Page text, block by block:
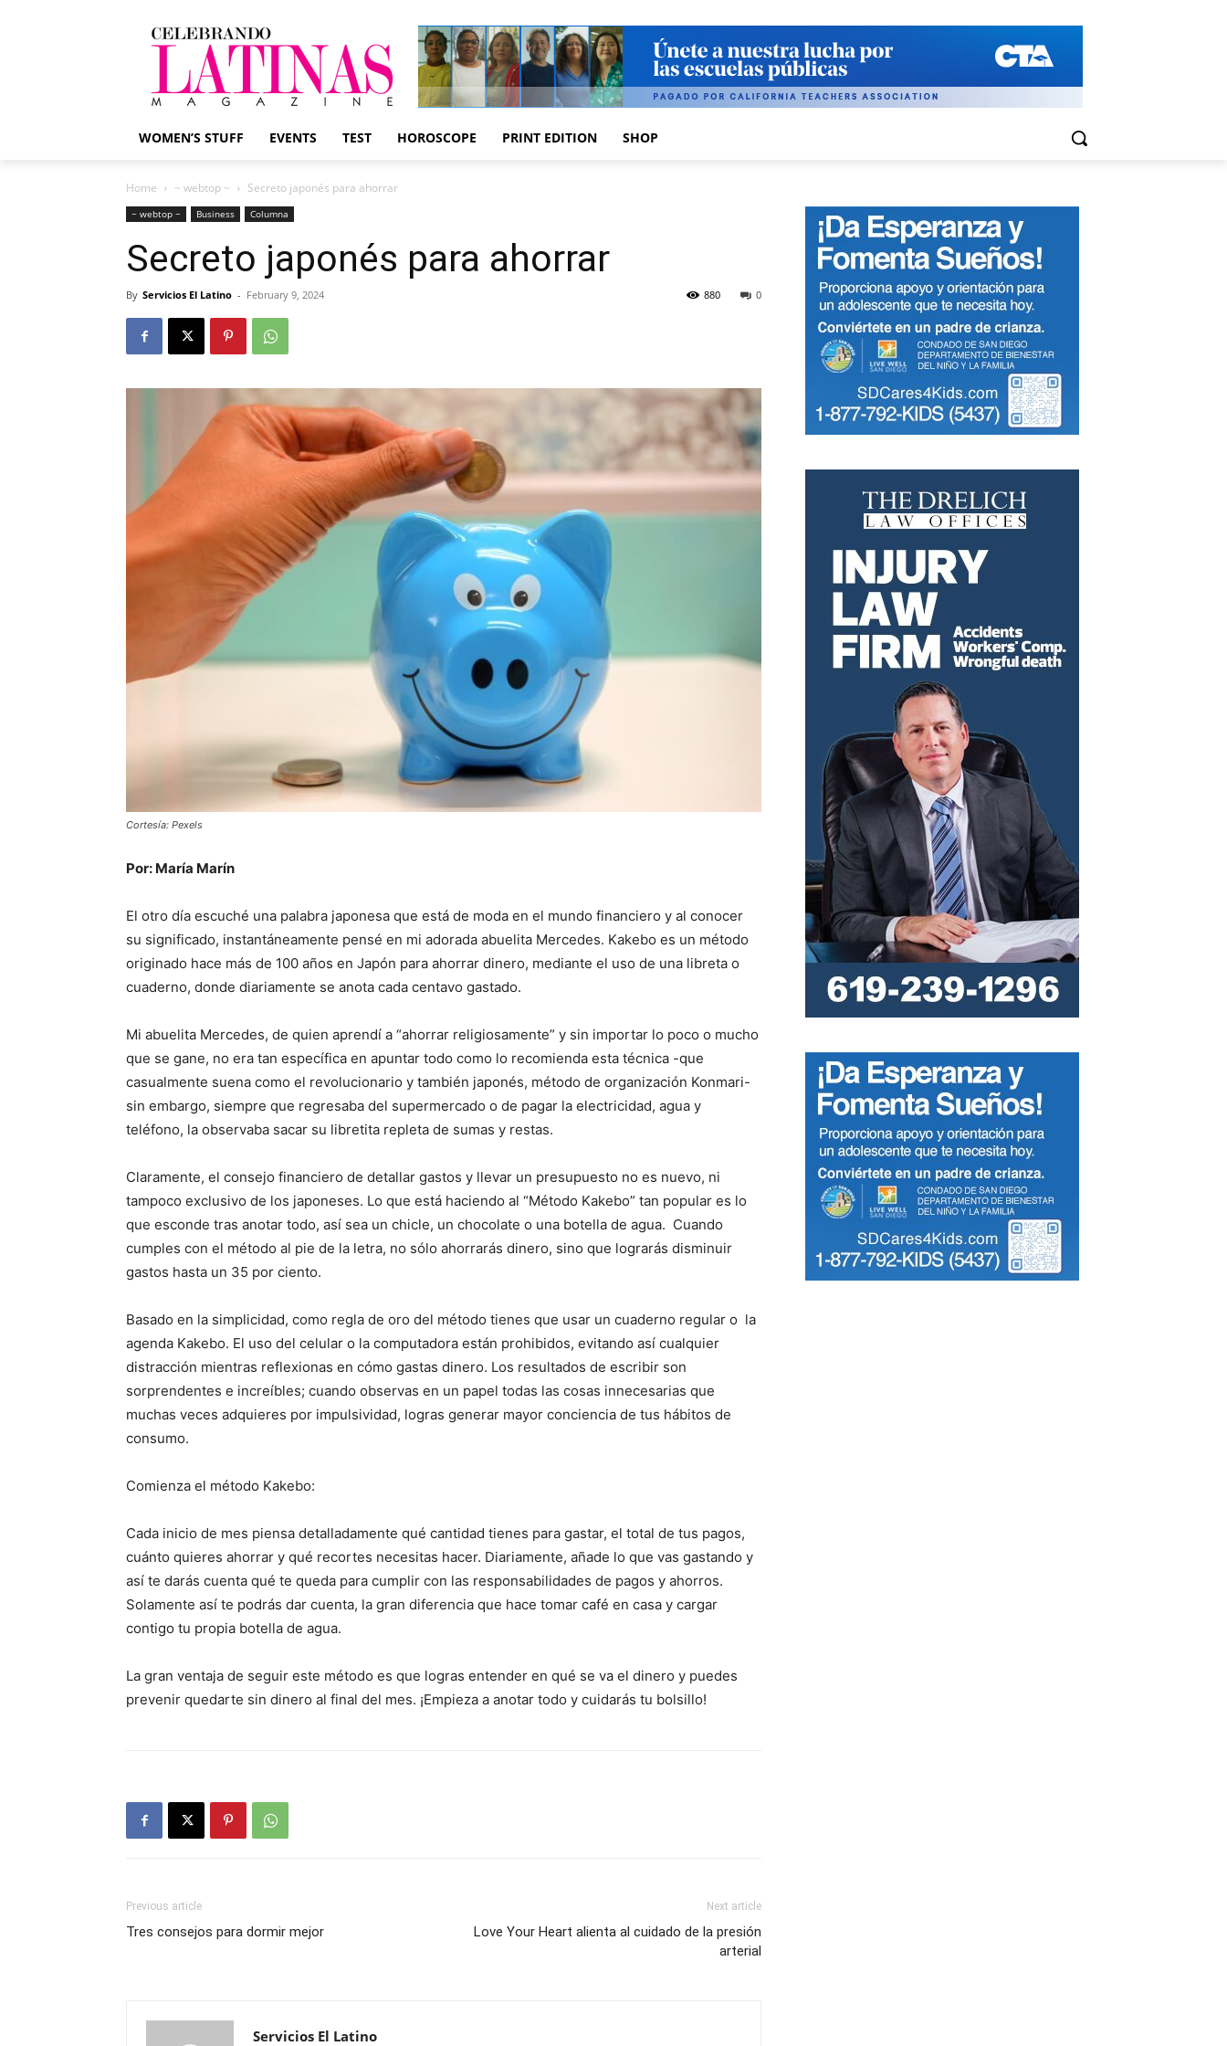
WOMEN’S STUFF EVENTS TEST HOROSCOPE PRINT EDITION SHOP
Home ~ webtop ~ Secreto japonés para ahorrar
~ webtop ~ Business Columna
Secreto japonés para ahorrar
By Servicios El Latino - February 9, 2024 0
880
Cortesía: Pexels
Por: María Marín
El otro día escuché una palabra japonesa que está de moda en el mundo financiero y al conocer
su significado, instantáneamente pensé en mi adorada abuelita Mercedes. Kakebo es un método
originado hace más de 100 años en Japón para ahorrar dinero, mediante el uso de una libreta o
cuaderno, donde diariamente se anota cada centavo gastado.
Mi abuelita Mercedes, de quien aprendí a “ahorrar religiosamente” y sin importar lo poco o mucho
que se gane, no era tan específica en apuntar todo como lo recomienda esta técnica -que
casualmente suena como el revolucionario y también japonés, método de organización Konmari-
sin embargo, siempre que regresaba del supermercado o de pagar la electricidad, agua y
teléfono, la observaba sacar su libretita repleta de sumas y restas.
Claramente, el consejo financiero de detallar gastos y llevar un presupuesto no es nuevo, ni
tampoco exclusivo de los japoneses. Lo que está haciendo al “Método Kakebo” tan popular es lo
que esconde tras anotar todo, así sea un chicle, un chocolate o una botella de agua. Cuando
cumples con el método al pie de la letra, no sólo ahorrarás dinero, sino que lograrás disminuir
gastos hasta un 35 por ciento.
Basado en la simplicidad, como regla de oro del método tienes que usar un cuaderno regular o la
agenda Kakebo. El uso del celular o la computadora están prohibidos, evitando así cualquier
distracción mientras reflexionas en cómo gastas dinero. Los resultados de escribir son
sorprendentes e increíbles; cuando observas en un papel todas las cosas innecesarias que
muchas veces adquieres por impulsividad, logras generar mayor conciencia de tus hábitos de
consumo.
Comienza el método Kakebo:
Cada inicio de mes piensa detalladamente qué cantidad tienes para gastar, el total de tus pagos,
cuánto quieres ahorrar y qué recortes necesitas hacer. Diariamente, añade lo que vas gastando y
así te darás cuenta qué te queda para cumplir con las responsabilidades de pagos y ahorros.
Solamente así te podrás dar cuenta, la gran diferencia que hace tomar café en casa y cargar
contigo tu propia botella de agua.
La gran ventaja de seguir este método es que logras entender en qué se va el dinero y puedes
prevenir quedarte sin dinero al final del mes. ¡Empieza a anotar todo y cuidarás tu bolsillo!
Previous article
Tres consejos para dormir mejor
Next article
Love Your Heart alienta al cuidado de la presión
arterial
Servicios El Latino